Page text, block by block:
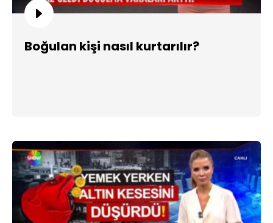
Boğulan kişi nasıl kurtarılır?